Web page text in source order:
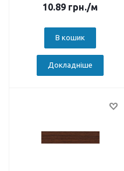
10.89 грн./м
В кошик
Докладніше